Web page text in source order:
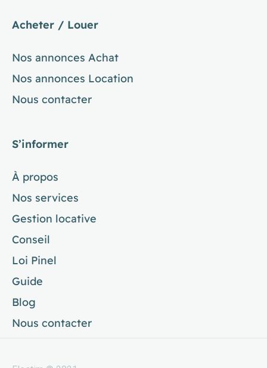
Acheter / Louer
Nos annonces Achat
Nos annonces Location
Nous contacter
S’informer
À propos
Nos services
Gestion locative
Conseil
Loi Pinel
Guide
Blog
Nous contacter